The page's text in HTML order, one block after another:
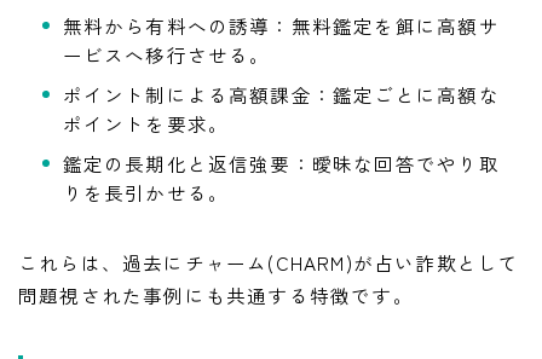
無料から有料への誘導：無料鑑定を餌に高額サ
ービスへ移行させる。
ポイント制による高額課金：鑑定ごとに高額な
ポイントを要求。
鑑定の長期化と返信強要：曖昧な回答でやり取
りを長引かせる。
これらは、過去にチャーム(CHARM)が占い詐欺として
問題視された事例にも共通する特徴です。